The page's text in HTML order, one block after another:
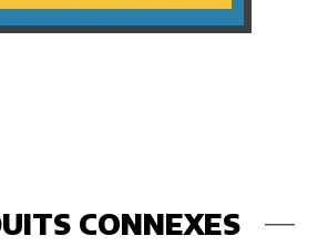
CONNEXES